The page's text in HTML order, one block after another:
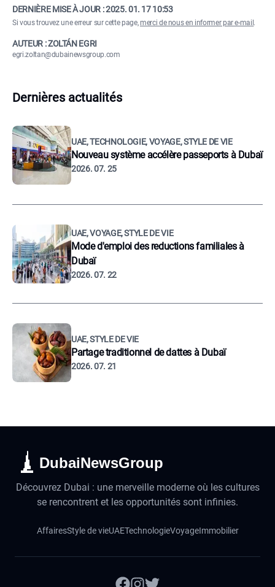
DERNIÈRE MISE À JOUR :2025. 01. 17 10:53
Si vous trouvez une erreur sur cette page,merci de nous en informer par e-mail .
AUTEUR : ZOLTÁN EGRI
egri.zoltan@dubainewsgroup.com
Dernières actualités
UAE, TECHNOLOGIE, VOYAGE, STYLE DE VIE
Nouveau système accélère passeports à Dubaï
2026. 07. 25
UAE, VOYAGE, STYLE DE VIE
Mode d'emploi des reductions familiales à
Dubaï
2026. 07. 22
UAE, STYLE DE VIE
Partage traditionnel de dattes à Dubaï
2026. 07. 21
DubaiNewsGroup
Découvrez Dubai : une merveille moderne où les cultures
se rencontrent et les opportunités sont infinies.
AffairesStyle de vieUAETechnologieVoyageImmobilier